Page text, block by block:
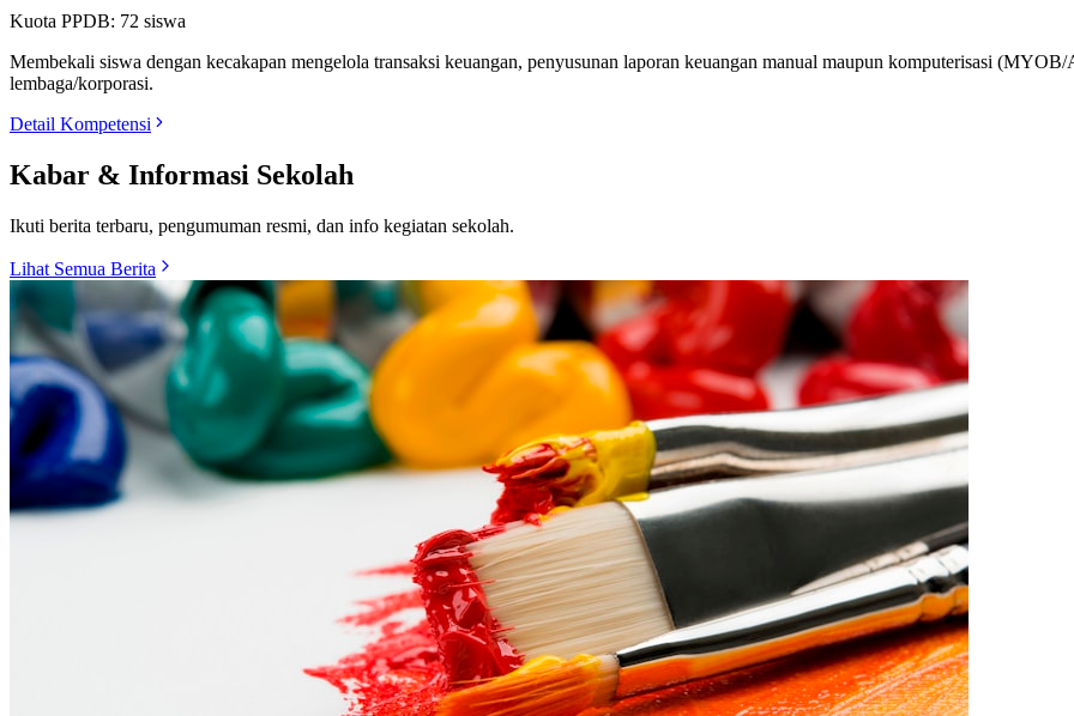
Kepala Sekolah
Sambutan Kepala SMKN 5
"Assalamu'alaikum Wr. Wb. Selamat datang di portal digital SMKN 5. Melalui platform ini, kami berupaya menyajikan informasi
unggul siswa kami, serta proses penerimaan peserta didik baru (PPDB) yang akuntabel. Kami bertekad mendidik tunas muda bangsa
panggung nasional maupun global."
Drs. H. Ahmad Sunarya, M.Pd.
NIP. 19700124 199503 1 002
Program Keahlian Unggulan
Kami menyelenggarakan program keahlian yang relevan dengan tuntutan perkembangan dunia teknologi industri modern.
Program keahlian DKV membekali siswa dengan kompetensi kreatif dalam pembuatan konten visual, desain grafis periklanan, fotografi